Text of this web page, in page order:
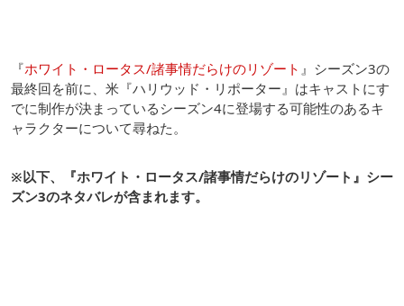
『ホワイト・ロータス/諸事情だらけのリゾート 』シーズン3の
最終回を前に、米『ハリウッド・リポーター』はキャストにす
でに制作が決まっているシーズン4に登場する可能性のあるキ
ャラクターについて尋ねた。
※以下、『ホワイト・ロータス/諸事情だらけのリゾート』シー
ズン3のネタバレが含まれます。